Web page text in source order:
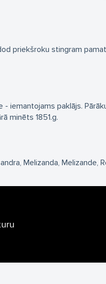
priekšroku stingram
iemantojams paklājs.
minēts 1851.g.
Melizanda Melizande